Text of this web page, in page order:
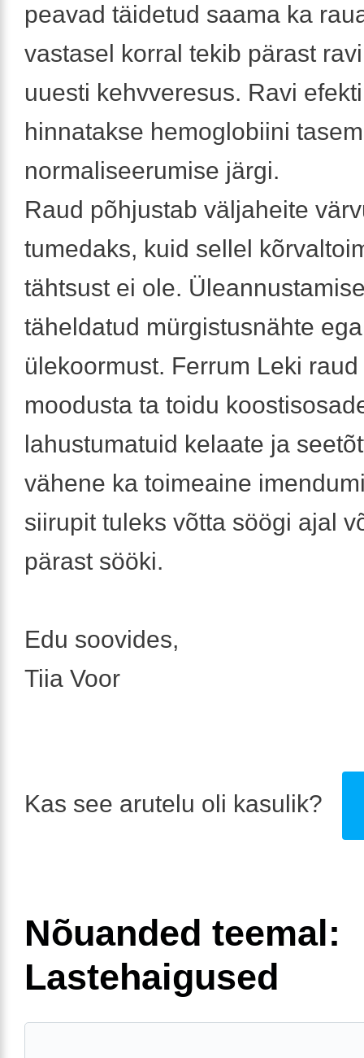
peavad täidetud saama ka
vastasel korral tekib pärast
uuesti kehvveresus. Ravi
hinnatakse hemoglobiini
normaliseerumise järgi.
Raud põhjustab väljaheite
tumedaks, kuid sellel
tähtsust ei ole.
täheldatud mürgistusnähte
ülekoormust. Ferrum Leki raud
moodusta ta toidu
lahustumatuid kelaate ja
vähene ka toimeaine
siirupit tuleks võtta söögi ajal
pärast sööki.
Edu soovides,
Tiia Voor
Kas see arutelu oli kasulik?
Nõuanded teemal:
Lastehaigused